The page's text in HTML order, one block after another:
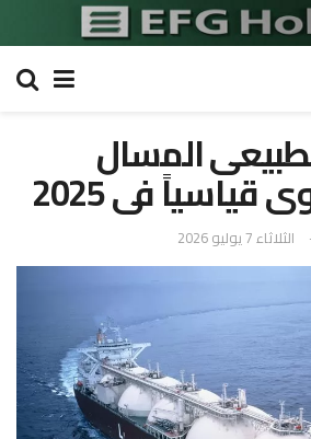
المسال
فى 2025
الثلاثاء 7 يوليو 2026